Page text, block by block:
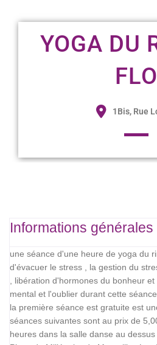
YOGA DU
FLO
1Bis, Rue
Informations générales
une séance d'une heure de yoga du
d'évacuer le stress , la gestion du
, libération d'hormones du bonheur
mental et l'oublier durant cette séance
la première séance est gratuite est
séances suivantes sont au prix de
heures dans la salle danse au dessus